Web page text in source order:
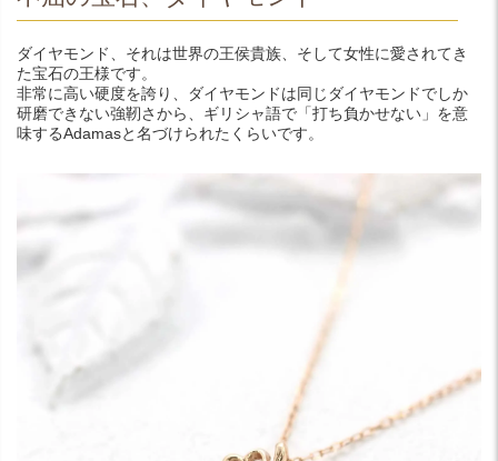
ダイヤモンド、それは世界の王侯貴族、そして女性に愛されてき
た宝石の王様です。
非常に高い硬度を誇り、ダイヤモンドは同じダイヤモンドでしか
研磨できない強靭さから、ギリシャ語で「打ち負かせない」を意
味するAdamasと名づけられたくらいです。